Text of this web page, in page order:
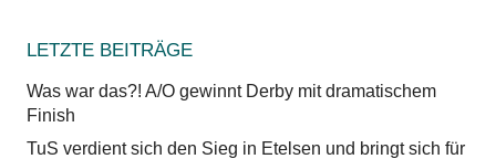
LETZTE BEITRÄGE
Was war das?! A/O gewinnt Derby mit dramatischem
Finish
TuS verdient sich den Sieg in Etelsen und bringt sich für